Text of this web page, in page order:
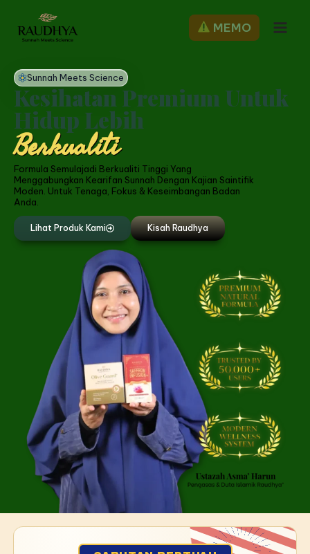
MEMO
Sunnah Meets Science
Kesihatan Premium Untuk
Hidup Lebih
Berkualiti
Formula Semulajadi Berkualiti Tinggi Yang
Menggabungkan Kearifan Sunnah Dengan Kajian Saintifik
Moden. Untuk Tenaga, Fokus & Keseimbangan Badan
Anda.
Lihat Produk Kami Kisah Raudhya